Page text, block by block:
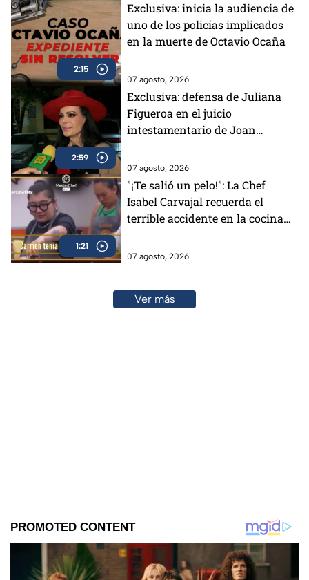
2:15
Exclusiva: inicia la audiencia de
uno de los policías implicados
en la muerte de Octavio Ocaña
07 agosto, 2026
2:59
Exclusiva: defensa de Juliana
Figueroa en el juicio
intestamentario de Joan
Imelda Garza
07 agosto, 2026
1:21
"¡Te salió un pelo!": La Chef
Isabel Carvajal recuerda el
terrible accidente en la cocina
(VIDEO)
07 agosto, 2026
Ver más